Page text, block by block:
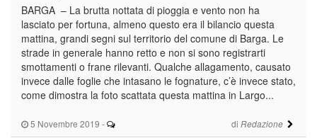
5 Novembre 2019 - di Redazione
BARGA – La brutta nottata di pioggia e vento non ha
lasciato per fortuna, almeno questo era il bilancio questa
mattina, grandi segni sul territorio del comune di Barga. Le
strade in generale hanno retto e non si sono registrarti
smottamenti o frane rilevanti. Qualche allagamento, causato
invece dalle foglie che intasano le fognature, c’è invece stato,
come dimostra la foto scattata questa mattina in Largo...